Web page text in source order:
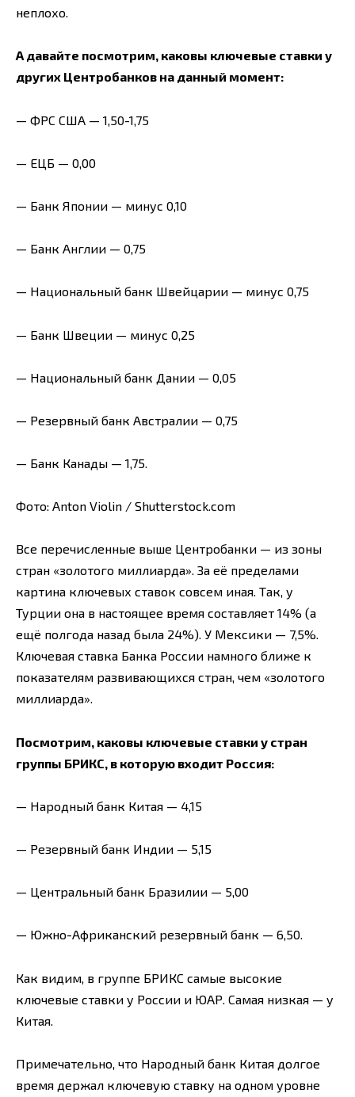
неплохо.
А давайте посмотрим, каковы ключевые ставки у
других Центробанков на данный момент:
— ФРС США — 1,50-1,75
— ЕЦБ — 0,00
— Банк Японии — минус 0,10
— Банк Англии — 0,75
— Национальный банк Швейцарии — минус 0,75
— Банк Швеции — минус 0,25
— Национальный банк Дании — 0,05
— Резервный банк Австралии — 0,75
— Банк Канады — 1,75.
Фото: Anton Violin / Shutterstock.com
Все перечисленные выше Центробанки — из зоны
стран «золотого миллиарда». За её пределами
картина ключевых ставок совсем иная. Так, у
Турции она в настоящее время составляет 14% (а
ещё полгода назад была 24%). У Мексики — 7,5%.
Ключевая ставка Банка России намного ближе к
показателям развивающихся стран, чем «золотого
миллиарда».
Посмотрим, каковы ключевые ставки у стран
группы БРИКС, в которую входит Россия:
— Народный банк Китая — 4,15
— Резервный банк Индии — 5,15
— Центральный банк Бразилии — 5,00
— Южно-Африканский резервный банк — 6,50.
Как видим, в группе БРИКС самые высокие
ключевые ставки у России и ЮАР. Самая низкая — у
Китая.
Примечательно, что Народный банк Китая долгое
время держал ключевую ставку на одном уровне